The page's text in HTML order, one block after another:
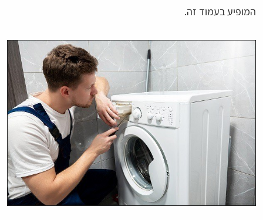
המופיע בעמוד זה.